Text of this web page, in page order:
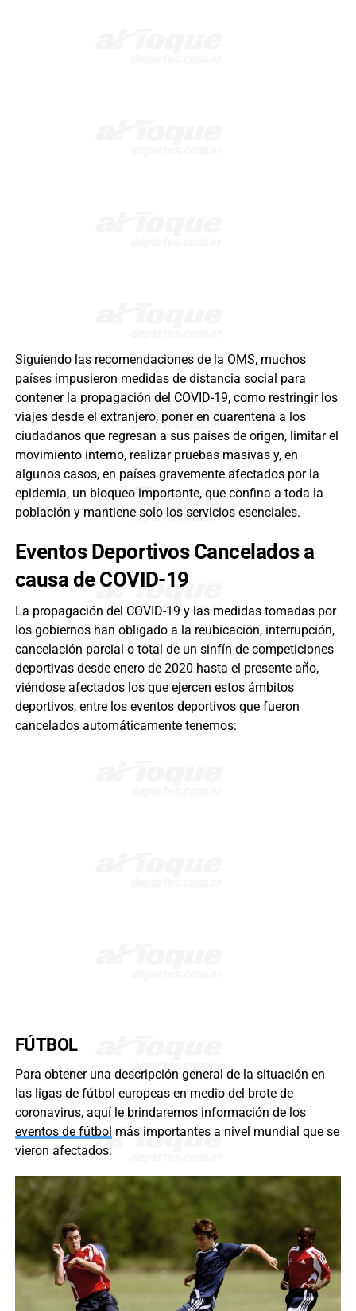
Siguiendo las recomendaciones de la OMS, muchos
países impusieron medidas de distancia social para
contener la propagación del COVID-19, como restringir los
viajes desde el extranjero, poner en cuarentena a los
ciudadanos que regresan a sus países de origen, limitar el
movimiento interno, realizar pruebas masivas y, en
algunos casos, en países gravemente afectados por la
epidemia, un bloqueo importante, que confina a toda la
población y mantiene solo los servicios esenciales.
Eventos Deportivos Cancelados a
causa de COVID-19
La propagación del COVID-19 y las medidas tomadas por
los gobiernos han obligado a la reubicación, interrupción,
cancelación parcial o total de un sinfín de competiciones
deportivas desde enero de 2020 hasta el presente año,
viéndose afectados los que ejercen estos ámbitos
deportivos, entre los eventos deportivos que fueron
cancelados automáticamente tenemos:
FÚTBOL
Para obtener una descripción general de la situación en
las ligas de fútbol europeas en medio del brote de
coronavirus, aquí le brindaremos información de los
eventos de fútbol más importantes a nivel mundial que se
vieron afectados: